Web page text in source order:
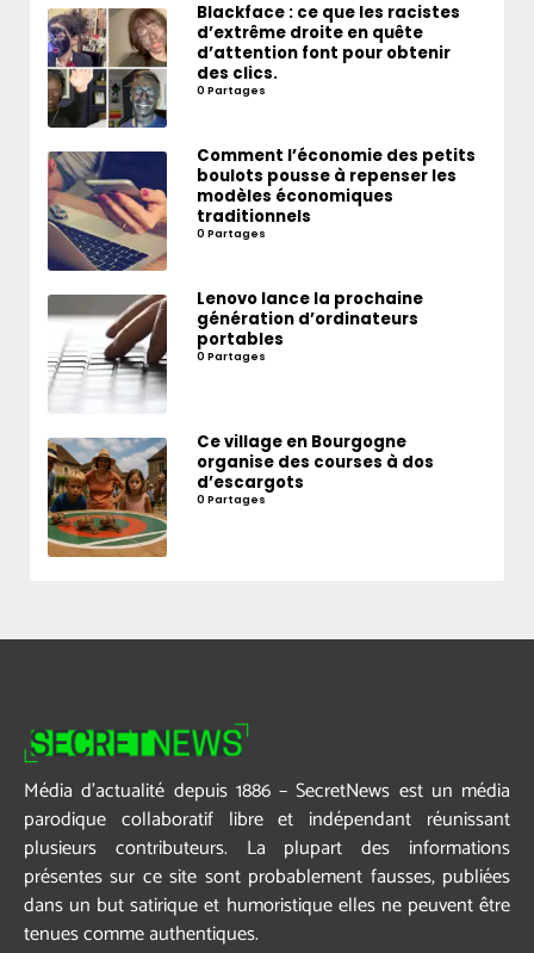
Blackface : ce que les racistes
d’extrême droite en quête
d’attention font pour obtenir
des clics.
0 Partages
Comment l’économie des petits
boulots pousse à repenser les
modèles économiques
traditionnels
0 Partages
Lenovo lance la prochaine
génération d’ordinateurs
portables
0 Partages
Ce village en Bourgogne
organise des courses à dos
d’escargots
0 Partages
Média d’actualité depuis 1886 – SecretNews est un média
parodique collaboratif libre et indépendant réunissant
plusieurs contributeurs. La plupart des informations
présentes sur ce site sont probablement fausses, publiées
dans un but satirique et humoristique elles ne peuvent être
tenues comme authentiques.